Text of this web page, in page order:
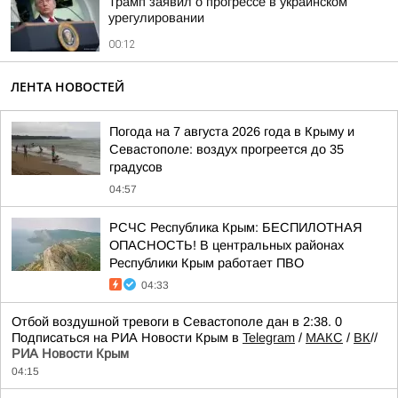
урегулировании
00:12
ЛЕНТА НОВОСТЕЙ
Погода на 7 августа 2026 года в Крыму и
Севастополе: воздух прогреется до 35
градусов
04:57
РСЧС Республика Крым: БЕСПИЛОТНАЯ
ОПАСНОСТЬ! В центральных районах
Республики Крым работает ПВО
04:33
Отбой воздушной тревоги в Севастополе дан в 2:38. 0
Подписаться на РИА Новости Крым в Telegram / МАКС / ВК//
РИА Новости Крым
04:15